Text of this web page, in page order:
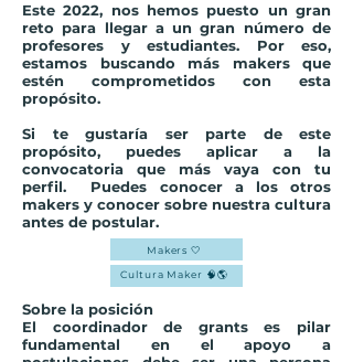
Este 2022, nos hemos puesto un gran
reto para llegar a un gran número de
profesores y estudiantes. Por eso,
estamos buscando más makers que
estén comprometidos con esta
propósito.
Si te gustaría ser parte de este
propósito, puedes aplicar a la
convocatoria que más vaya con tu
perfil. Puedes conocer a los otros
makers y conocer sobre nuestra cultura
antes de postular.
Makers 🤍
Cultura Maker 🧠🌎
Sobre la posición
El coordinador de grants es pilar
fundamental en el apoyo a